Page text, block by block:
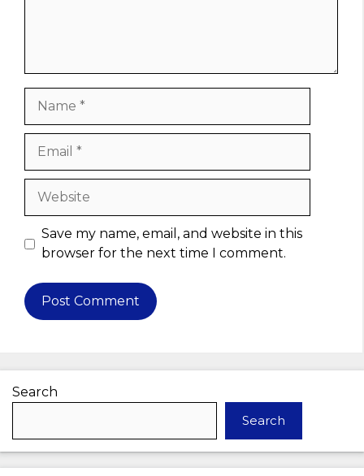
Website
Save my name, email, and website in this
browser for the next time I comment.
Search
Search